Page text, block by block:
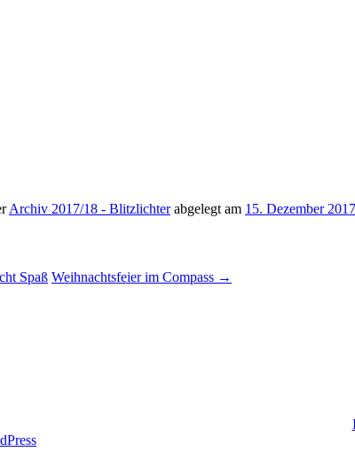
Archiv 2017/18 - Blitzlichterabgelegt am 15. Dezember 2017
Spaß Weihnachtsfeier im Compass →